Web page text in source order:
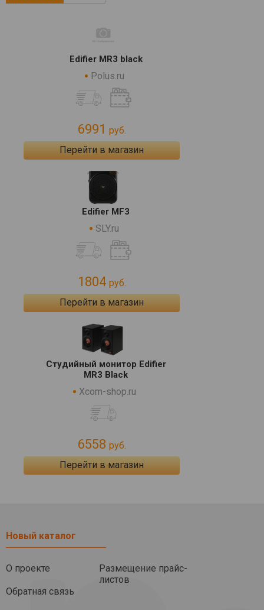
Edifier MR3 black
Polus.ru
6991 руб.
Перейти в магазин
Edifier MF3
SLY.ru
1804 руб.
Перейти в магазин
Студийный монитор Edifier
MR3 Black
Xcom-shop.ru
6558 руб.
Перейти в магазин
Новый каталог
О проекте
Обратная связь
Размещение прайс-
листов